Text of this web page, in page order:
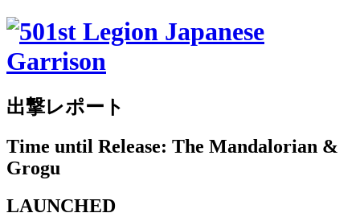
出撃レポート
Time until Release: The Mandalorian &
Grogu
LAUNCHED